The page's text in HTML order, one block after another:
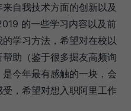
来自我技术方面的创新以及
的一些学习内容以及前
学习方法，希望对在校以
助（鉴于很多掘友高频询
今年最有感触的一块，会
，希望对想入职阿里工作